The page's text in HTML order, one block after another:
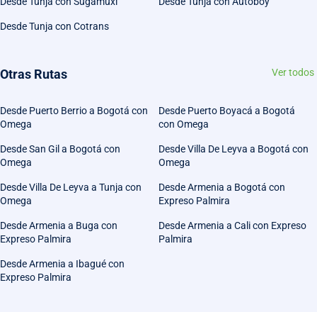
Desde Tunja con Cotrans
Otras Rutas Ver todos
Desde Puerto Berrio a Bogotá con
Omega
Desde Puerto Boyacá a Bogotá
con Omega
Desde San Gil a Bogotá con
Omega
Desde Villa De Leyva a Bogotá con
Omega
Desde Villa De Leyva a Tunja con
Omega
Desde Armenia a Bogotá con
Expreso Palmira
Desde Armenia a Buga con
Expreso Palmira
Desde Armenia a Cali con Expreso
Palmira
Desde Armenia a Ibagué con
Expreso Palmira